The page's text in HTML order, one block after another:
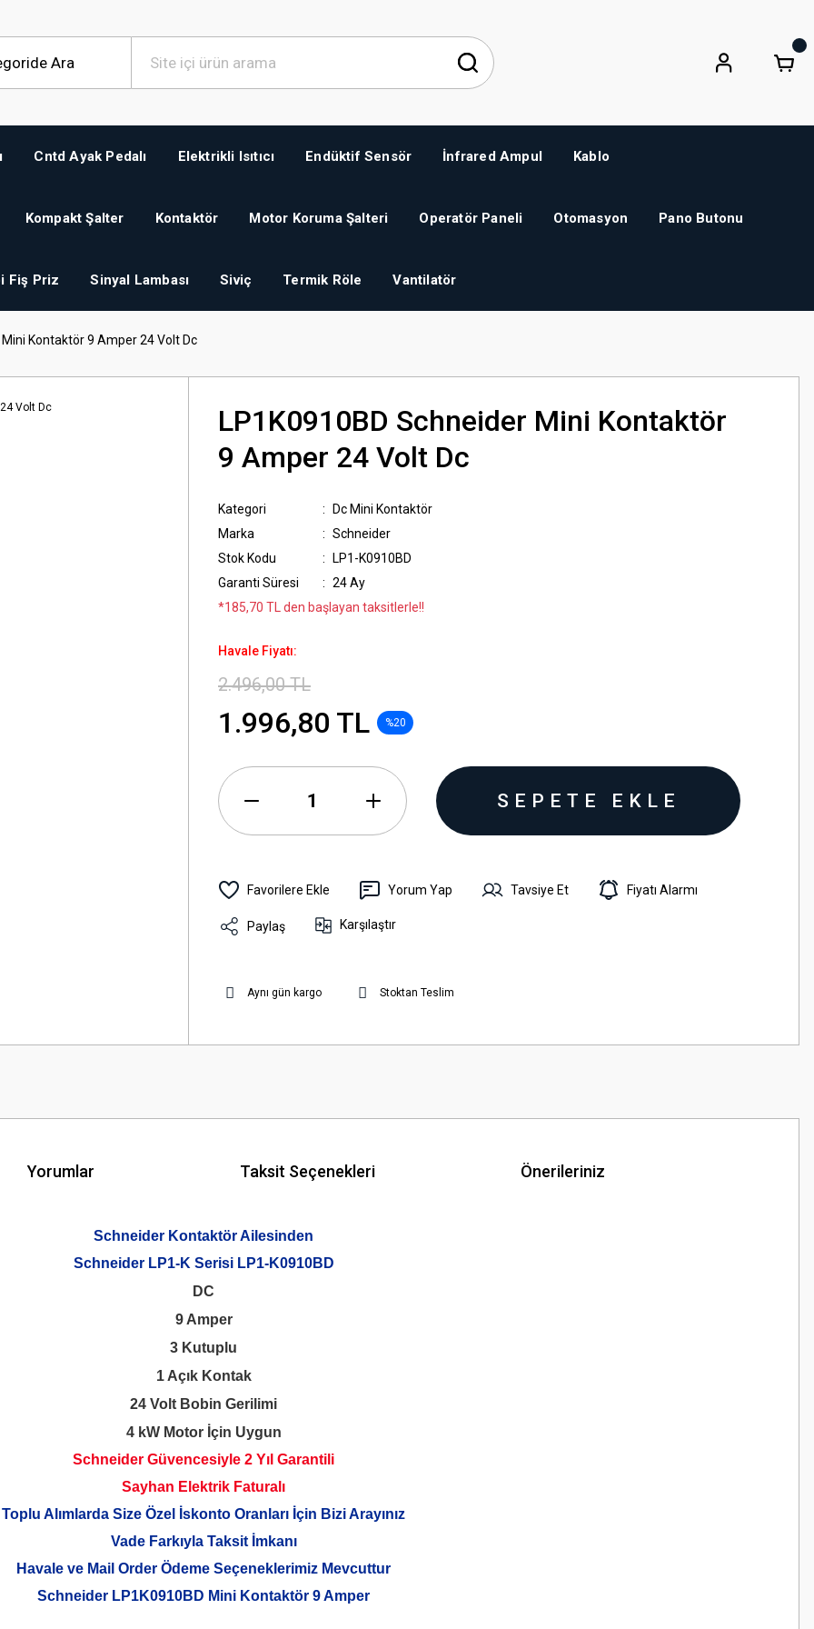
Cntd Ayak Pedalı Elektrikli Isıtıcı Endüktif Sensör İnfrared Ampul Kablo
Kompakt Şalter Kontaktör Motor Koruma Şalteri Operatör Paneli Otomasyon Pano Butonu
Fiş Priz Sinyal Lambası Siviç Termik Röle Vantilatör
Kontaktör 9 Amper 24 Volt Dc
LP1K0910BD Schneider Mini Kontaktör
9 Amper 24 Volt Dc
Kategori
Dc Mini Kontaktör
Marka
Schneider
Stok Kodu
LP1-K0910BD
Garanti Süresi
24 Ay
*185,70 TL den başlayan taksitlerle!!
Havale Fiyatı:
2.496,00 TL
1.996,80 TL %20
SEPETE EKLE
Yorum Yap Tavsiye Et Fiyatı Alarmı
Paylaş Karşılaştır
Aynı gün kargo Stoktan Teslim
Yorumlar Taksit Seçenekleri Önerileriniz
Schneider Kontaktör Ailesinden
Schneider LP1-K Serisi LP1-K0910BD
DC
9 Amper
3 Kutuplu
1 Açık Kontak
24 Volt Bobin Gerilimi
4 kW Motor İçin Uygun
Schneider Güvencesiyle 2 Yıl Garantili
Sayhan Elektrik Faturalı
Toplu Alımlarda Size Özel İskonto Oranları İçin Bizi Arayınız
Vade Farkıyla Taksit İmkanı
Havale ve Mail Order Ödeme Seçeneklerimiz Mevcuttur
Schneider LP1K0910BD Mini Kontaktör 9 Amper